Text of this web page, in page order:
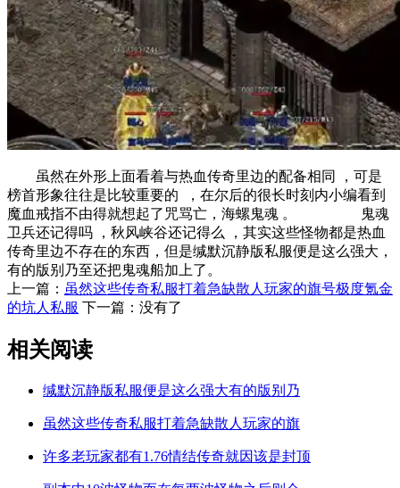
虽然在外形上面看着与热血传奇里边的配备相同 ，可是
榜首形象往往是比较重要的  ，在尔后的很长时刻内小编看到
魔血戒指不由得就想起了咒骂亡，海螺鬼魂 。 鬼魂
卫兵还记得吗 ，秋风峡谷还记得么 ，其实这些怪物都是热血
传奇里边不存在的东西，但是缄默沉静版私服便是这么强大，
有的版别乃至还把鬼魂船加上了。
上一篇： 虽然这些传奇私服打着急缺散人玩家的旗号极度氪金
的坑人私服 下一篇：没有了
相关阅读
缄默沉静版私服便是这么强大有的版别乃
虽然这些传奇私服打着急缺散人玩家的旗
许多老玩家都有1.76情结传奇就因该是封顶